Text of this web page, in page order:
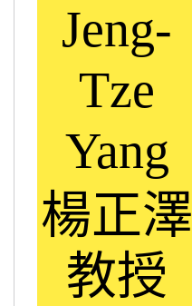
Jeng-
Tze
Yang
楊正澤
教授